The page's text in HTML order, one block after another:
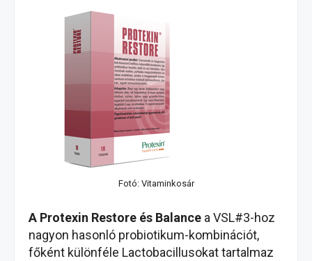
Fotó: Vitaminkosár
A Protexin Restore és Balance a VSL#3-hoz
nagyon hasonló probiotikum-kombinációt,
főként különféle Lactobacillusokat tartalmaz